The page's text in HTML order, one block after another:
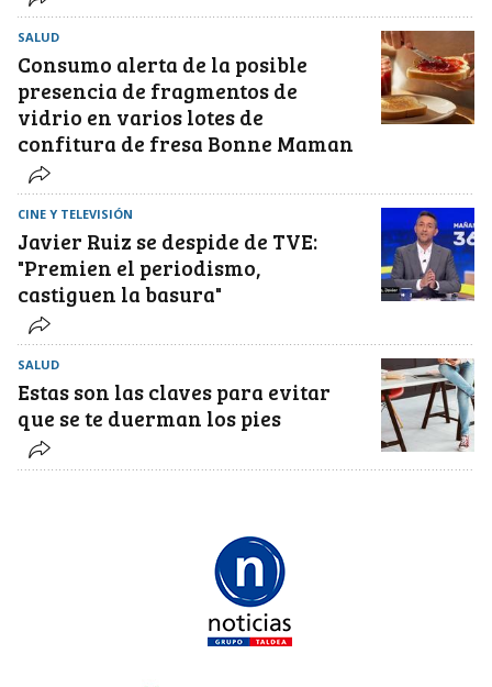
SALUD
Consumo alerta de la posible
presencia de fragmentos de
vidrio en varios lotes de
confitura de fresa Bonne Maman
CINE Y TELEVISIÓN
Javier Ruiz se despide de TVE:
"Premien el periodismo,
castiguen la basura"
SALUD
Estas son las claves para evitar
que se te duerman los pies